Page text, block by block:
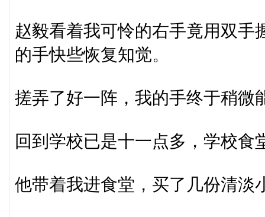
赵毅看着我可怜的右手竟用双手
的手快些恢复知觉。
搓弄了好一阵，我的手终于稍微
回到学校已是十一点多，学校食
他带着我进食堂，买了几份清淡